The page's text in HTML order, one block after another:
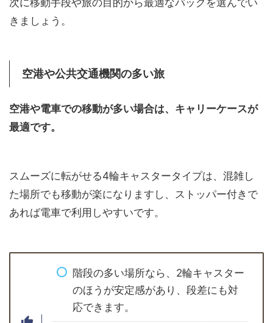
きましょう。
空港や公共交通機関の多い旅
空港や電車での移動が多い場合は、キャリーケースが
最適です。
スムーズに転がせる4輪キャスタータイプは、混雑し
た場所でも移動が楽になりますし、ストッパー付きで
あれば電車で利用しやすいです。
階段の多い場所なら、2輪キャスター
のほうが安定感があり、段差にも対
応できます。